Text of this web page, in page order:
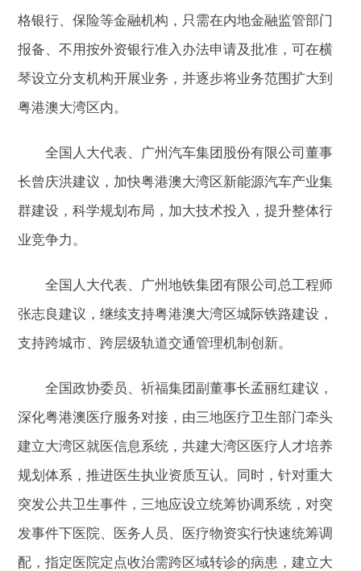
格银行、保险等金融机构，只需在内地金融监管部门
报备、不用按外资银行准入办法申请及批准，可在横
琴设立分支机构开展业务，并逐步将业务范围扩大到
粤港澳大湾区内。
全国人大代表、广州汽车集团股份有限公司董事
长曾庆洪建议，加快粤港澳大湾区新能源汽车产业集
群建设，科学规划布局，加大技术投入，提升整体行
业竞争力。
全国人大代表、广州地铁集团有限公司总工程师
张志良建议，继续支持粤港澳大湾区城际铁路建设，
支持跨城市、跨层级轨道交通管理机制创新。
全国政协委员、祈福集团副董事长孟丽红建议，
深化粤港澳医疗服务对接，由三地医疗卫生部门牵头
建立大湾区就医信息系统，共建大湾区医疗人才培养
规划体系，推进医生执业资质互认。同时，针对重大
突发公共卫生事件，三地应设立统筹协调系统，对突
发事件下医院、医务人员、医疗物资实行快速统筹调
配，指定医院定点收治需跨区域转诊的病患，建立大